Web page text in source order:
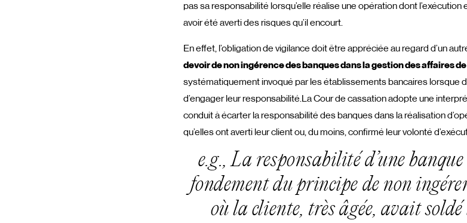
pas sa responsabilité lorsqu’elle réalise une opération dont
avoir été averti des risques qu’il encourt.
En effet, l’obligation de vigilance doit être appréciée au regard d’un
devoir de non ingérence des banques dans la gestion des affaires
systématiquement invoqué par les établissements bancaires lorsque
d’engager leur responsabilité.La Cour de cassation adopte une
conduit à écarter la responsabilité des banques dans la réalisation
qu’elles ont averti leur client ou, du moins, confirmé leur volonté
e.g., La responsabilité d’une
fondement du principe de non
où la cliente, très âgée, avait soldé